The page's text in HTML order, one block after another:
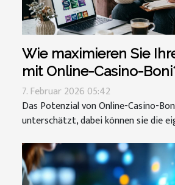
Wie maximieren Sie
mit Online-Casino-
7. Februar 2026 05:42
Das Potenzial von Online-Casino-
unterschätzt, dabei können sie die